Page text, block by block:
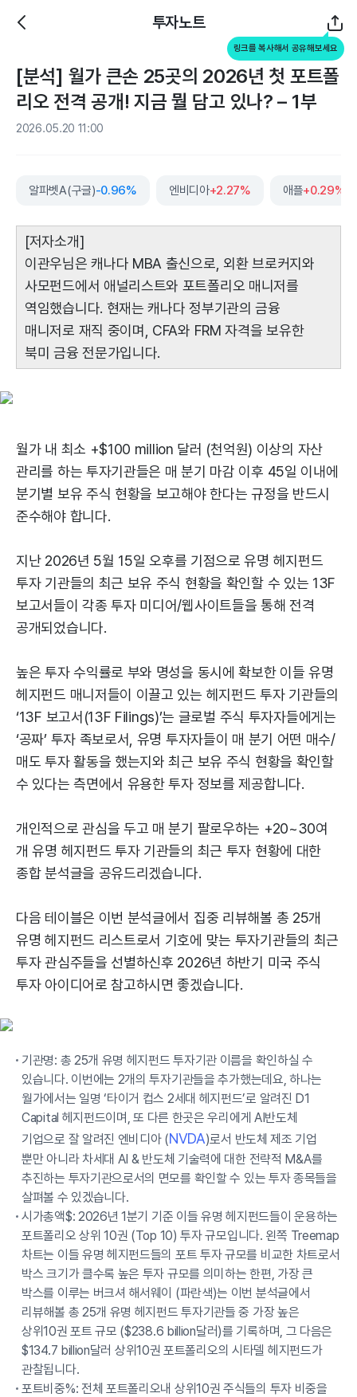
투자노트
링크를 복사해서 공유해보세요
[분석] 월가 큰손 25곳의 2026년 첫 포트폴
리오 전격 공개! 지금 뭘 담고 있나? – 1부
2026.05.20 11:00
알파벳A(구글)-0.96% 엔비디아+2.27% 애플+0.29%
[저자소개]
이관우님은 캐나다 MBA 출신으로, 외환 브로커지와
사모펀드에서 애널리스트와 포트폴리오 매니저를
역임했습니다. 현재는 캐나다 정부기관의 금융
매니저로 재직 중이며, CFA와 FRM 자격을 보유한
북미 금융 전문가입니다.
월가 내 최소 +$100 million 달러 (천억원) 이상의 자산
관리를 하는 투자기관들은 매 분기 마감 이후 45일 이내에
분기별 보유 주식 현황을 보고해야 한다는 규정을 반드시
준수해야 합니다.
지난 2026년 5월 15일 오후를 기점으로 유명 헤지펀드
투자 기관들의 최근 보유 주식 현황을 확인할 수 있는 13F
보고서들이 각종 투자 미디어/웹사이트들을 통해 전격
공개되었습니다.
높은 투자 수익률로 부와 명성을 동시에 확보한 이들 유명
헤지펀드 매니저들이 이끌고 있는 헤지펀드 투자 기관들의
‘13F 보고서(13F Filings)’는 글로벌 주식 투자자들에게는
‘공짜’ 투자 족보로서, 유명 투자자들이 매 분기 어떤 매수/
매도 투자 활동을 했는지와 최근 보유 주식 현황을 확인할
수 있다는 측면에서 유용한 투자 정보를 제공합니다.
개인적으로 관심을 두고 매 분기 팔로우하는 +20~30여
개 유명 헤지펀드 투자 기관들의 최근 투자 현황에 대한
종합 분석글을 공유드리겠습니다.
다음 테이블은 이번 분석글에서 집중 리뷰해볼 총 25개
유명 헤지펀드 리스트로서 기호에 맞는 투자기관들의 최근
투자 관심주들을 선별하신후 2026년 하반기 미국 주식
투자 아이디어로 참고하시면 좋겠습니다.
기관명: 총 25개 유명 헤지펀드 투자기관 이름을 확인하실 수
있습니다. 이번에는 2개의 투자기관들을 추가했는데요, 하나는
월가에서는 일명 ‘타이거 컵스 2세대 헤지펀드’로 알려진 D1
Capital 헤지펀드이며, 또 다른 한곳은 우리에게 AI반도체
기업으로 잘 알려진 엔비디아 (NVDA)로서 반도체 제조 기업
뿐만 아니라 차세대 AI & 반도체 기술력에 대한 전략적 M&A를
추진하는 투자기관으로서의 면모를 확인할 수 있는 투자 종목들을
살펴볼 수 있겠습니다.
시가총액$: 2026년 1분기 기준 이들 유명 헤지펀드들이 운용하는
포트폴리오 상위 10권 (Top 10) 투자 규모입니다. 왼쪽 Treemap
차트는 이들 유명 헤지펀드들의 포트 투자 규모를 비교한 차트로서
박스 크기가 클수록 높은 투자 규모를 의미하는 한편, 가장 큰
박스를 이루는 버크셔 해서웨이 (파란색)는 이번 분석글에서
리뷰해볼 총 25개 유명 헤지펀드 투자기관들 중 가장 높은
상위10권 포트 규모 ($238.6 billion달러)를 기록하며, 그 다음은
$134.7 billion달러 상위10권 포트폴리오의 시타델 헤지펀드가
관찰됩니다.
포트비중%: 전체 포트폴리오내 상위10권 주식들의 투자 비중을